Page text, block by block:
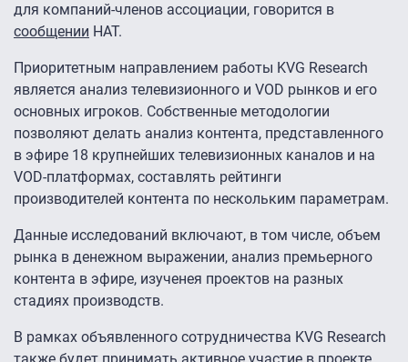
для компаний-членов ассоциации, говорится в
сообщении НАТ.
Приоритетным направлением работы KVG Research
является анализ телевизионного и VOD рынков и его
основных игроков. Собственные методологии
позволяют делать анализ контента, представленного
в эфире 18 крупнейших телевизионных каналов и на
VOD-платформах, составлять рейтинги
производителей контента по нескольким параметрам.
Данные исследований включают, в том числе, объем
рынка в денежном выражении, анализ премьерного
контента в эфире, изученея проектов на разных
стадиях производств.
В рамках объявленного сотрудничества KVG Research